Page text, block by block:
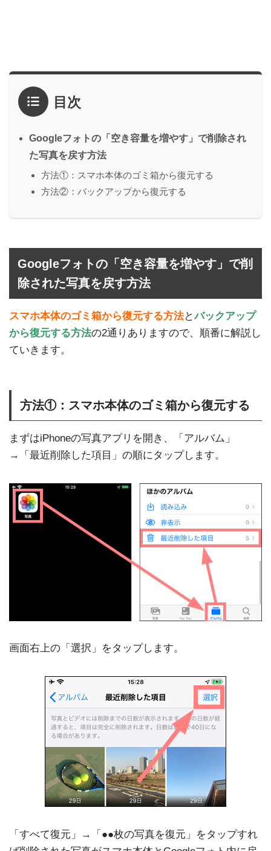
目次
Googleフォトの「空き容量を増やす」で削除され
た写真を戻す方法
方法①：スマホ本体のゴミ箱から復元する
方法②：バックアップから復元する
Googleフォトの「空き容量を増やす」で削
除された写真を戻す方法
スマホ本体のゴミ箱から復元する方法とバックアップ
から復元する方法の2通りありますので、順番に解説し
ていきます。
方法①：スマホ本体のゴミ箱から復元する
まずはiPhoneの写真アプリを開き、「アルバム」
→「最近削除した項目」の順にタップします。
画面右上の「選択」をタップします。
「すべて復元」→「●●枚の写真を復元」をタップすれ